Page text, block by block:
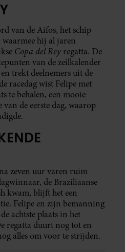
van de Aifos, het schip
waarmee hij al jaren
Copa del Rey regatta. De
van de zeilkalender
trekt deelnemers uit de
racedag wist Felipe met
te behalen, een mooie
de eerste dag, waarop
zeven uur varen ruim
de Braziliaanse
kwam, blijft het een
Felipe en zijn bemanning
achtste plaats in het
regatta duurt nog tot en
alles om voor te strijden.